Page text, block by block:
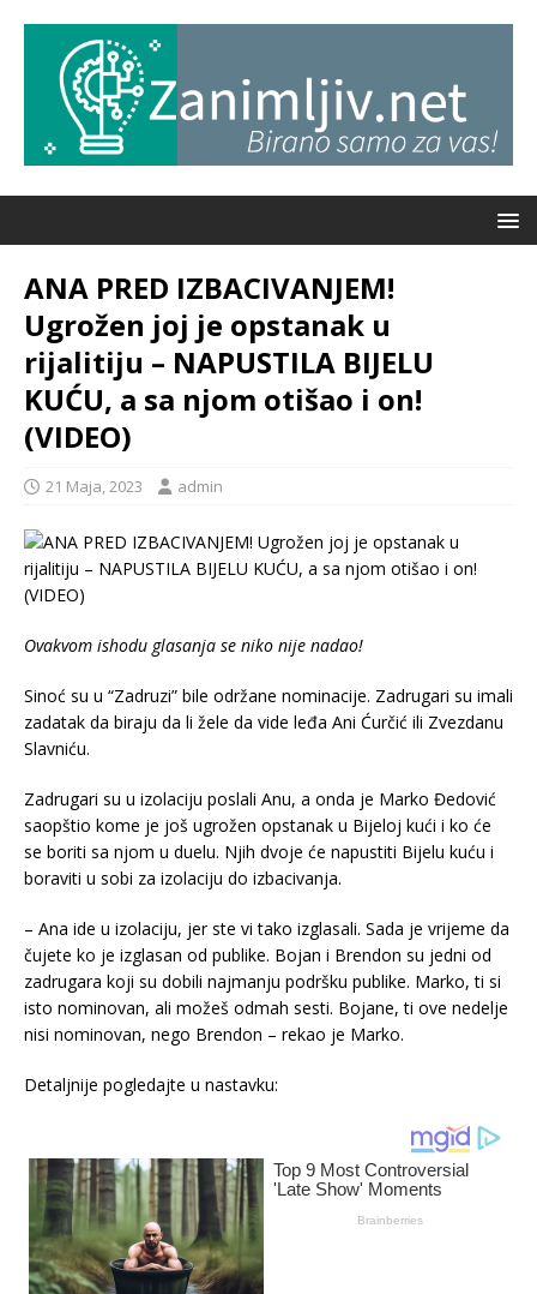
ANA PRED IZBACIVANJEM!
Ugrožen joj je opstanak u
rijalitiju – NAPUSTILA BIJELU
KUĆU, a sa njom otišao i on!
(VIDEO)
21 Maja, 2023 admin
Ovakvom ishodu glasanja se niko nije nadao!
Sinoć su u “Zadruzi” bile održane nominacije. Zadrugari su imali
zadatak da biraju da li žele da vide leđa Ani Ćurčić ili Zvezdanu
Slavniću.
Zadrugari su u izolaciju poslali Anu, a onda je Marko Đedović
saopštio kome je još ugrožen opstanak u Bijeloj kući i ko će
se boriti sa njom u duelu. Njih dvoje će napustiti Bijelu kuću i
boraviti u sobi za izolaciju do izbacivanja.
– Ana ide u izolaciju, jer ste vi tako izglasali. Sada je vrijeme da
čujete ko je izglasan od publike. Bojan i Brendon su jedni od
zadrugara koji su dobili najmanju podršku publike. Marko, ti si
isto nominovan, ali možeš odmah sesti. Bojane, ti ove nedelje
nisi nominovan, nego Brendon – rekao je Marko.
Detaljnije pogledajte u nastavku: